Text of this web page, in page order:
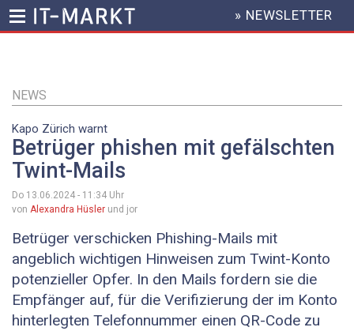
Inhalt
HEADER
MENU
» NEWSLETTER
NEWS
Kapo Zürich warnt
Betrüger phishen mit gefälschten
Twint-Mails
Do 13.06.2024 - 11:34 Uhr
von Alexandra Hüsler und jor
Betrüger verschicken Phishing-Mails mit
angeblich wichtigen Hinweisen zum Twint-Konto
potenzieller Opfer. In den Mails fordern sie die
Empfänger auf, für die Verifizierung der im Konto
hinterlegten Telefonnummer einen QR-Code zu